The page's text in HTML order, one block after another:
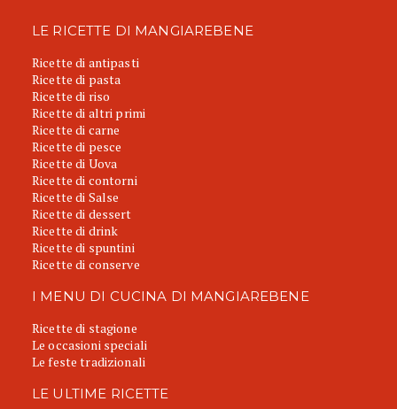
LE RICETTE DI MANGIAREBENE
Ricette di antipasti
Ricette di pasta
Ricette di riso
Ricette di altri primi
Ricette di carne
Ricette di pesce
Ricette di Uova
Ricette di contorni
Ricette di Salse
Ricette di dessert
Ricette di drink
Ricette di spuntini
Ricette di conserve
I MENU DI CUCINA DI MANGIAREBENE
Ricette di stagione
Le occasioni speciali
Le feste tradizionali
LE ULTIME RICETTE